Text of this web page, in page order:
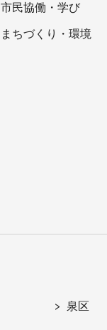
市民協働・学び
まちづくり・環境
泉区